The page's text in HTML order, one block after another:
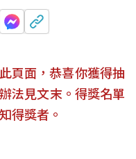
頁面，恭喜你獲得抽
法見文末。得獎名單
得獎者。